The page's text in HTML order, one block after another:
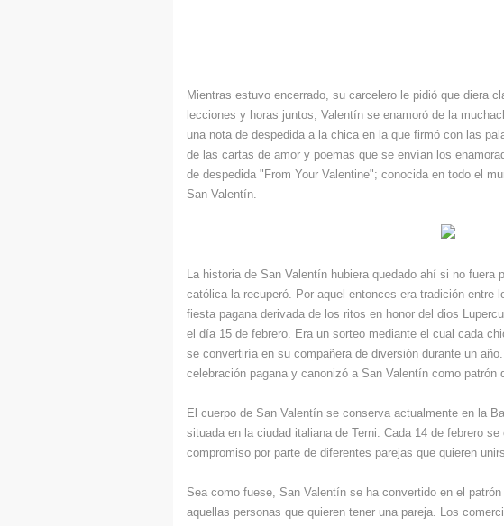
Mientras estuvo encerrado, su carcelero le pidió que diera
lecciones y horas juntos, Valentín se enamoró de la
una nota de despedida a la chica en la que firmó con las
de las cartas de amor y poemas que se envían los
de despedida "From Your Valentine"; conocida en todo el
San Valentín.
La historia de San Valentín hubiera quedado ahí si no fuera
católica la recuperó. Por aquel entonces era tradición entre
fiesta pagana derivada de los ritos en honor del dios
el día 15 de febrero. Era un sorteo mediante el cual cada
se convertiría en su compañera de diversión durante un
celebración pagana y canonizó a San Valentín como patrón
El cuerpo de San Valentín se conserva actualmente en la
situada en la ciudad italiana de Terni. Cada 14 de febrero
compromiso por parte de diferentes parejas que quieren
Sea como fuese, San Valentín se ha convertido en el
aquellas personas que quieren tener una pareja. Los